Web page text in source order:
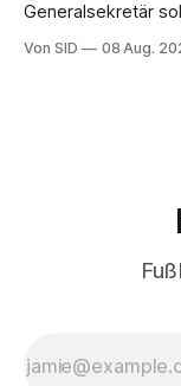
Generalsekretär
Von SID 08 Aug.